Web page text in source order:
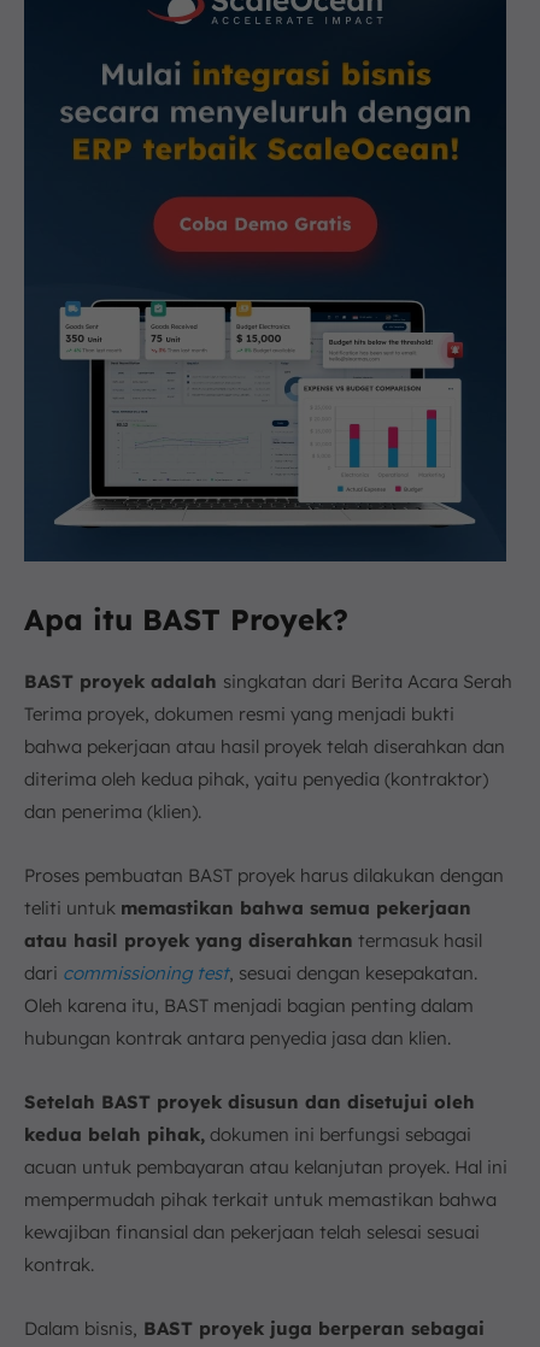
Apa itu BAST Proyek?
BAST proyek adalah singkatan dari Berita Acara Serah
Terima proyek, dokumen resmi yang menjadi bukti
bahwa pekerjaan atau hasil proyek telah diserahkan dan
diterima oleh kedua pihak, yaitu penyedia (kontraktor)
dan penerima (klien).
Proses pembuatan BAST proyek harus dilakukan dengan
teliti untuk memastikan bahwa semua pekerjaan
atau hasil proyek yang diserahkan termasuk hasil
dari commissioning test, sesuai dengan kesepakatan.
Oleh karena itu, BAST menjadi bagian penting dalam
hubungan kontrak antara penyedia jasa dan klien.
Setelah BAST proyek disusun dan disetujui oleh
kedua belah pihak, dokumen ini berfungsi sebagai
acuan untuk pembayaran atau kelanjutan proyek. Hal ini
mempermudah pihak terkait untuk memastikan bahwa
kewajiban finansial dan pekerjaan telah selesai sesuai
kontrak.
Dalam bisnis, BAST proyek juga berperan sebagai